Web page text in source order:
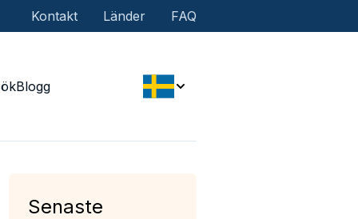
Kontakt Länder FAQ
Blogg
Senaste